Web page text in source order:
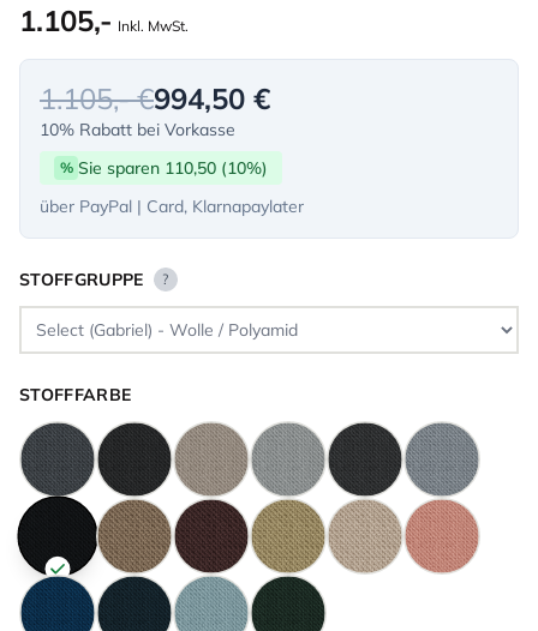
1.105,- Inkl. MwSt.
1.105,- €994,50 €
10% Rabatt bei Vorkasse
% Sie sparen 110,50 (10%)
über PayPal | Card, Klarnapaylater
STOFFGRUPPE ?
STOFFFARBE